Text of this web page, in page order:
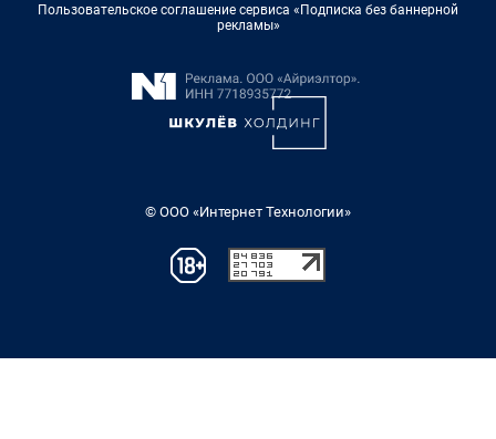
Пользовательское соглашение сервиса «Подписка без баннерной
рекламы»
© ООО «Интернет Технологии»